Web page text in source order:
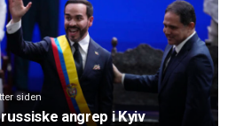
siden
angrep i Kyiv